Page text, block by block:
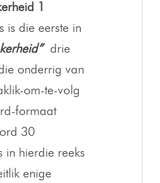
1
is die eerste in
drie
onderrig van
om-te-volg
formaat
30
in hierdie reeks
enige